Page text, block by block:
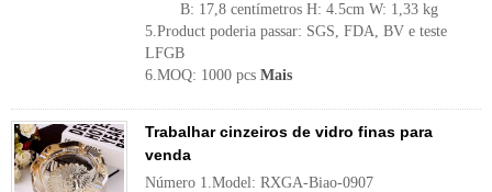
B: 17,8 centímetros H: 4.5cm W: 1,33 kg
5.Product poderia passar: SGS, FDA, BV e teste
LFGB
6.MOQ: 1000 pcs Mais
Trabalhar cinzeiros de vidro finas para
venda
Número 1.Model: RXGA-Biao-0907